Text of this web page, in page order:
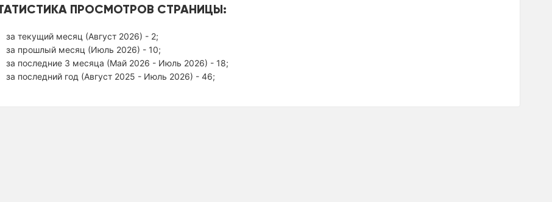
ПРОСМОТРОВ СТРАНИЦЫ:
за текущий месяц (Август 2026) - 2;
за прошлый месяц (Июль 2026) - 10;
за последние 3 месяца (Май 2026 - Июль 2026) - 18;
за последний год (Август 2025 - Июль 2026) - 46;